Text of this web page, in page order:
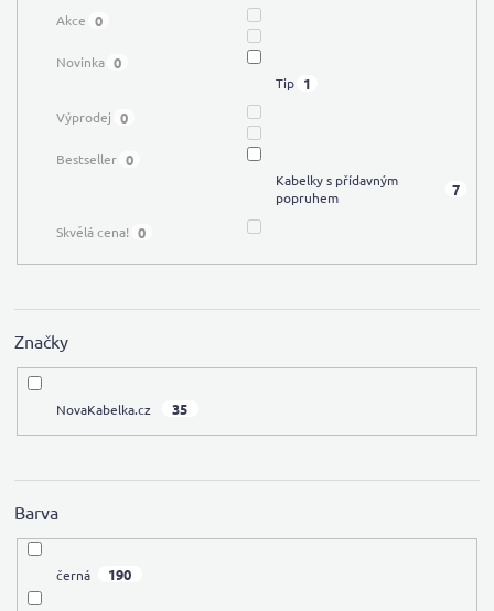
Akce 0
Novinka 0
Tip 1
Výprodej 0
Bestseller 0
Kabelky s přídavným
popruhem
7
Skvělá cena! 0
Značky
NovaKabelka.cz 35
Barva
černá 190